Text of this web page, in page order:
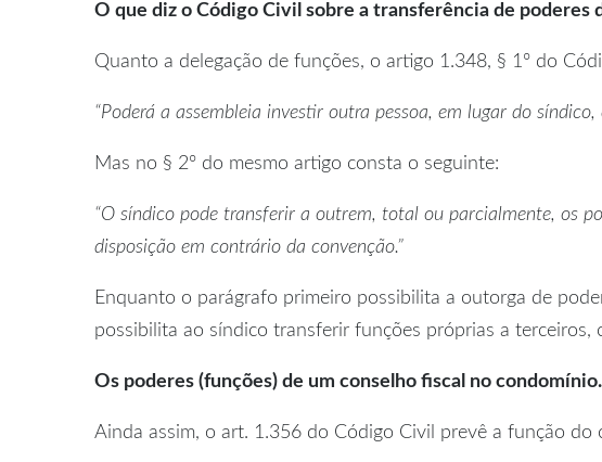
O que diz o Código Civil sobre a transferência de poderes
Quanto a delegação de funções, o artigo 1.348, § 1º do
“Poderá a assembleia investir outra pessoa, em lugar do síndico,
Mas no § 2º do mesmo artigo consta o seguinte:
“O síndico pode transferir a outrem, total ou parcialmente, os
disposição em contrário da convenção.”
Enquanto o parágrafo primeiro possibilita a outorga de
possibilita ao síndico transferir funções próprias a terceiros,
Os poderes (funções) de um conselho fiscal no condomínio.
Ainda assim, o art. 1.356 do Código Civil prevê a função do